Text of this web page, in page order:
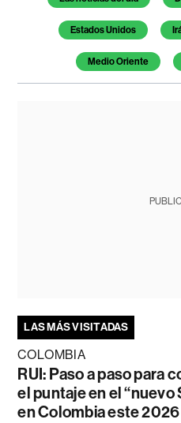
Estados Unidos
Medio Oriente
LAS MÁS VISITADAS
COLOMBIA
RUI: Paso a paso para
el puntaje en el “nuevo
en Colombia este 2026